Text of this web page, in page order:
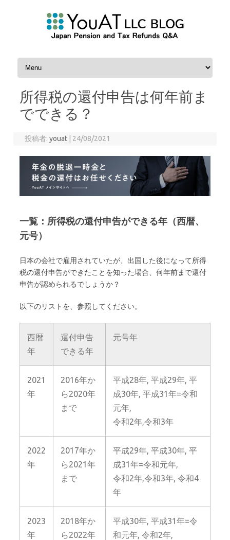
コンテンツへスキップ
所得税の還付申告は何年前ま
でできる？
投稿者:youat 24/08/2021
一覧：所得税の還付申告ができる年（西暦、
元号）
日本の会社で雇用されていたが、出国した後になって所得
税の還付申告ができたことを知った場合、何年前まで還付
申告が認められるでしょうか？
以下のリストを、参照してください。
西暦
年
還付申告
できる年
元号年
2021
年
2016年か
ら2020年
まで
平成28年, 平成29年, 平
成30年, 平成31年=令和
元年,
令和2年,令和3年
2022
年
2017年か
ら2021年
まで
平成29年, 平成30年, 平
成31年=令和元年,
令和2年,令和3年, 令和4
年
2023
年
2018年か
ら2022年
平成30年, 平成31年=令
和元年, 令和2年,